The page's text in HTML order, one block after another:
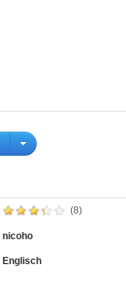
(8)
nicoho
Englisch